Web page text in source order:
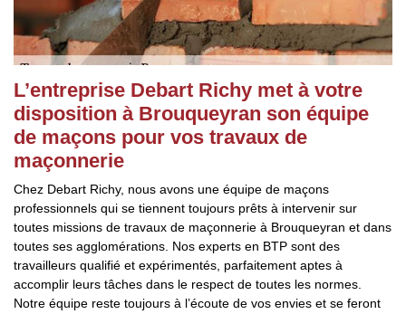
L’entreprise Debart Richy met à votre
disposition à Brouqueyran son équipe
de maçons pour vos travaux de
maçonnerie
Chez Debart Richy, nous avons une équipe de maçons
professionnels qui se tiennent toujours prêts à intervenir sur
toutes missions de travaux de maçonnerie à Brouqueyran et dans
toutes ses agglomérations. Nos experts en BTP sont des
travailleurs qualifié et expérimentés, parfaitement aptes à
accomplir leurs tâches dans le respect de toutes les normes.
Notre équipe reste toujours à l’écoute de vos envies et se feront